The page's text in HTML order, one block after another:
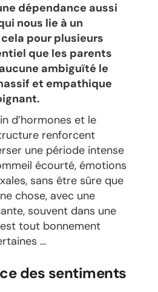
dépendance aussi
nous lie à un
pour plusieurs
que les parents
ambiguïté le
et empathique
d’hormones et le
renforcent
une période intense
écourté, émotions
sans être sûre que
chose, avec une
souvent dans une
tout bonnement
…
des sentiments